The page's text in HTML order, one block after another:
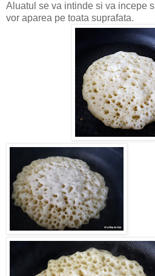
Aluatul se va intinde si va incepe
vor aparea pe toata suprafata.